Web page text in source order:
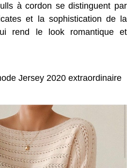
à cordon se distinguent par
et la sophistication de la
rend le look romantique et
Jersey 2020 extraordinaire